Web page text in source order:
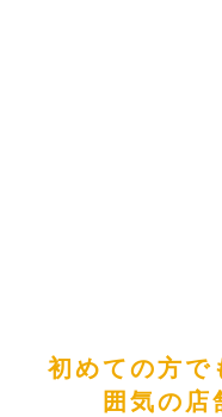
初めての方で
囲気の店